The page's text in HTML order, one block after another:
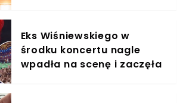
Eks Wiśniewskiego w
środku koncertu nagle
wpadła na scenę i zaczęła